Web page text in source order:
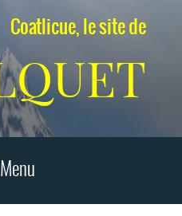
Coatlicue, le site de
Menu